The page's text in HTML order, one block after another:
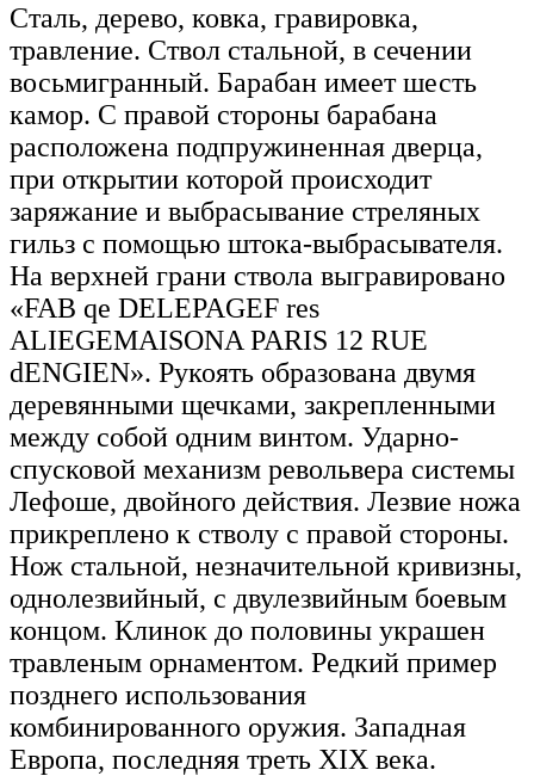
Сталь, дерево, ковка, гравировка,
травление. Ствол стальной, в сечении
восьмигранный. Барабан имеет шесть
камор. С правой стороны барабана
расположена подпружиненная дверца,
при открытии которой происходит
заряжание и выбрасывание стреляных
гильз с помощью штока-выбрасывателя.
На верхней грани ствола выгравировано
«FAB qe DELEPAGEF res
ALIEGEMAISONA PARIS 12 RUE
dENGIEN». Рукоять образована двумя
деревянными щечками, закрепленными
между собой одним винтом. Ударно-
спусковой механизм револьвера системы
Лефоше, двойного действия. Лезвие ножа
прикреплено к стволу с правой стороны.
Нож стальной, незначительной кривизны,
однолезвийный, с двулезвийным боевым
концом. Клинок до половины украшен
травленым орнаментом. Редкий пример
позднего использования
комбинированного оружия. Западная
Европа, последняя треть XIX века.